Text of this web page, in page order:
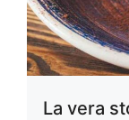
La vera